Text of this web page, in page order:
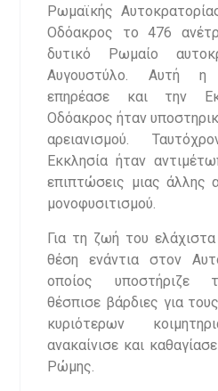
Ρωμαϊκής
Οδόακρος το 476
δυτικό Ρωμαίο
Αυγουστύλο. Αυτή η
επηρέασε και την
Οδόακρος ήταν
αρειανισμού.
Εκκλησία ήταν
επιπτώσεις μιας άλλης
μονοφυσιτισμού.
Για τη ζωή του
θέση ενάντια στον
οποίος υποστήριζε
θέσπισε βάρδιες για
κυριότερων
ανακαίνισε και
Ρώμης.